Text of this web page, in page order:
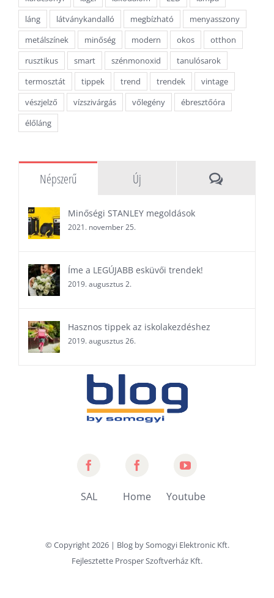
láng
látványkandalló megbízható
menyasszony
metálszínek
minőség modern okos
otthon
rusztikus
smart szénmonoxid
tanulósarok
termosztát
tippek trend trendek
vintage
vészjelző
vízszivárgás vőlegény
ébresztőóra
élőláng
Népszerű Új
Minőségi STANLEY megoldások
2021. november 25.
Íme a LEGÚJABB esküvői trendek!
2019. augusztus 2.
Hasznos tippek az iskolakezdéshez
2019. augusztus 26.
Line
SAL
Somogyi
Home
Channel
Youtube
© Copyright2026 | Blog bySomogyi Elektronic Kft.
Fejlesztette Prosper Szoftverház Kft.